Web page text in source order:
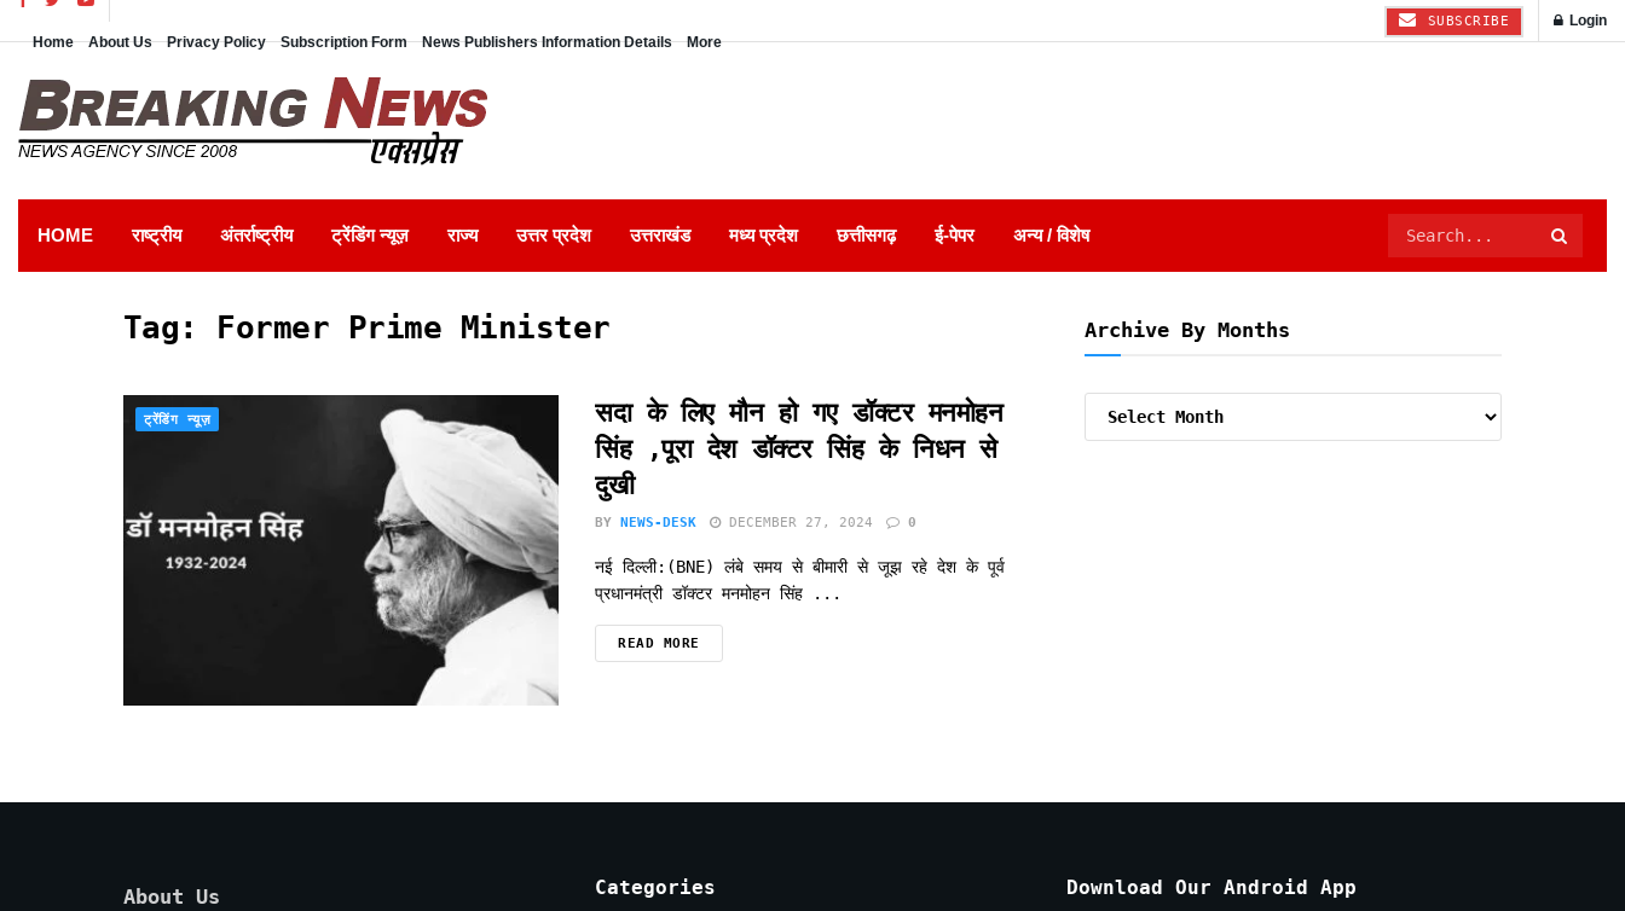
Home About Us Privacy Policy Subscription Form News Publishers Information Details More
SUBSCRIBE Login
HOME राष्ट्रीय अंतर्राष्ट्रीय ट्रेंडिंग न्यूज़ राज्य उत्तर प्रदेश उत्तराखंड मध्य प्रदेश छत्तीसगढ़ ई-पेपर अन्य / विशेष
Tag: Former Prime Minister
ट्रेंडिंग न्यूज़
सदा के लिए मौन हो गए डॉक्टर मनमोहन
सिंह ,पूरा देश डॉक्टर सिंह के निधन से
दुखी
BY NEWS-DESK DECEMBER 27, 2024 0
नई दिल्ली:(BNE) लंबे समय से बीमारी से जूझ रहे देश के पूर्व
प्रधानमंत्री डॉक्टर मनमोहन सिंह ...
READ MORE
Archive By Months
About Us Categories Download Our Android App